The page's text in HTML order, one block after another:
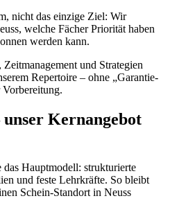
nicht das einzige Ziel: Wir
welche Fächer Priorität haben
werden kann.
und Strategien
Repertoire – ohne „Garantie-
Kernangebot
Hauptmodell: strukturierte
und feste Lehrkräfte. So bleibt
Schein-Standort in Neuss